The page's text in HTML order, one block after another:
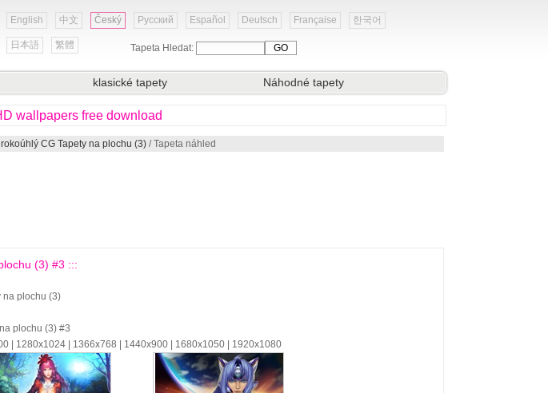
English 中文 Český Русский Español Deutsch Française 한국어
日本語 繁體 Tapeta Hledat:
klasické tapety Náhodné tapety
wallpapers free download
CG Tapety na plochu (3) / Tapeta náhled
(3) #3 :::
na plochu (3)
plochu (3) #3
| 1280x1024 | 1366x768 | 1440x900 | 1680x1050 | 1920x1080